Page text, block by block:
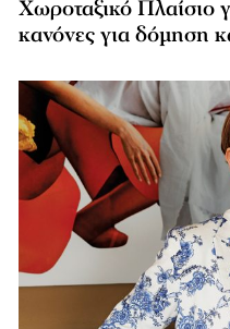
Χωροταξικό Πλαίσιο
κανόνες για δόμηση